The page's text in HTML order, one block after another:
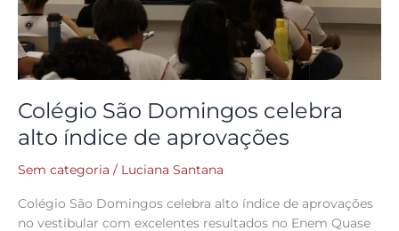
Colégio São Domingos celebra
alto índice de aprovações
Sem categoria / Luciana Santana
Colégio São Domingos celebra alto índice de aprovações
no vestibular com excelentes resultados no Enem Quase